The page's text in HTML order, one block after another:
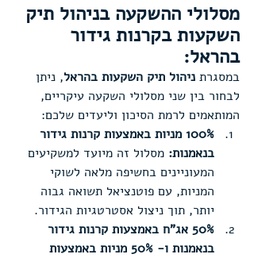
מסלולי ההשקעה בניהול תיק
השקעות בקרנות גידור
בהראל:
במסגרת ניהול תיק השקעות בהראל, ניתן
לבחור בין שני מסלולי השקעה עיקריים,
המותאמים לרמת הסיכון וליעדים שלכם:
100% מניות באמצעות קרנות גידור
בנאמנות: מסלול זה מיועד למשקיעים
המעוניינים בחשיפה מלאה לשוקי
המניות, עם פוטנציאל תשואה גבוה
יותר, תוך ניצול אסטרטגיות הגידור.
50% אג"ח באמצעות קרנות גידור
בנאמנות ו- 50% מניות באמצעות